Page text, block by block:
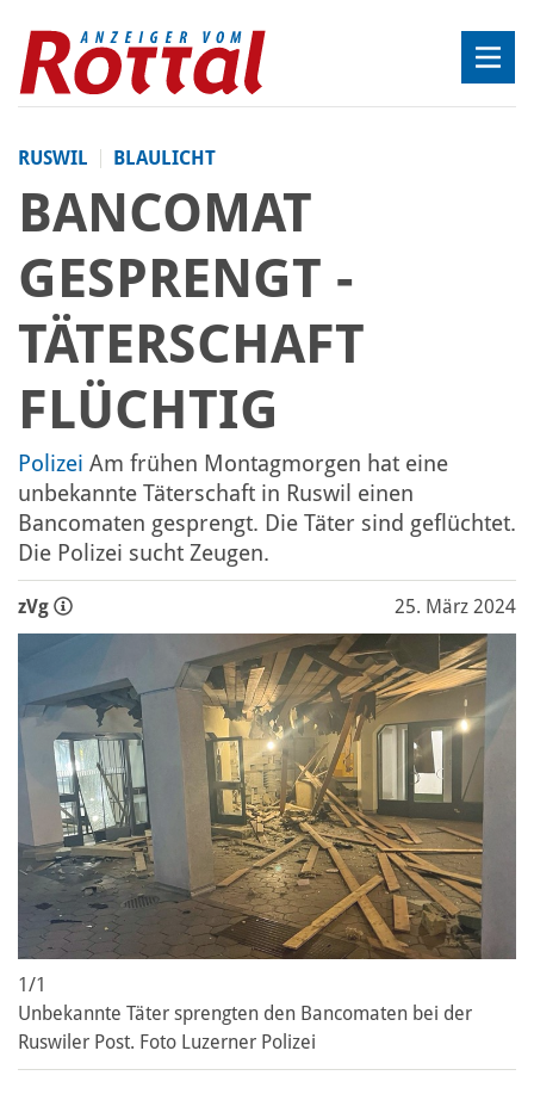
RUSWIL BLAULICHT
BANCOMAT
GESPRENGT -
TÄTERSCHAFT
FLÜCHTIG
Polizei Am frühen Montagmorgen hat eine
unbekannte Täterschaft in Ruswil einen
Bancomaten gesprengt. Die Täter sind geflüchtet.
Die Polizei sucht Zeugen.
zVg 25. März 2024
1/1
Unbekannte Täter sprengten den Bancomaten bei der
Ruswiler Post. Foto Luzerner Polizei